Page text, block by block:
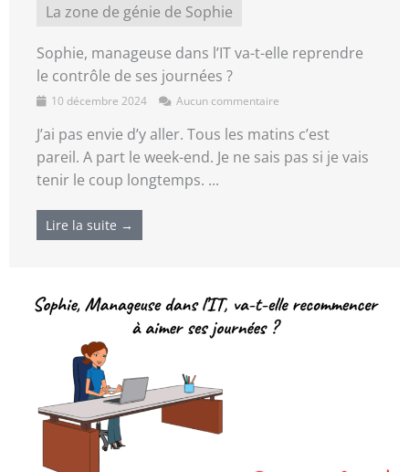
La zone de génie de Sophie
Sophie, manageuse dans l’IT va-t-elle reprendre
le contrôle de ses journées ?
10 décembre 2024 Aucun commentaire
J’ai pas envie d’y aller. Tous les matins c’est
pareil. A part le week-end. Je ne sais pas si je vais
tenir le coup longtemps. ...
Lire la suite →